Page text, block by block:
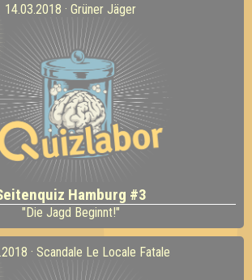
14.03.2018 · Grüner Jäger
Hamburg #3
"Die Jagd Beginnt!"
· Scandale Le Locale Fatale